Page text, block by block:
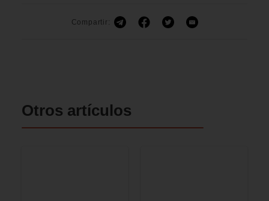
Compartir:
Otros artículos